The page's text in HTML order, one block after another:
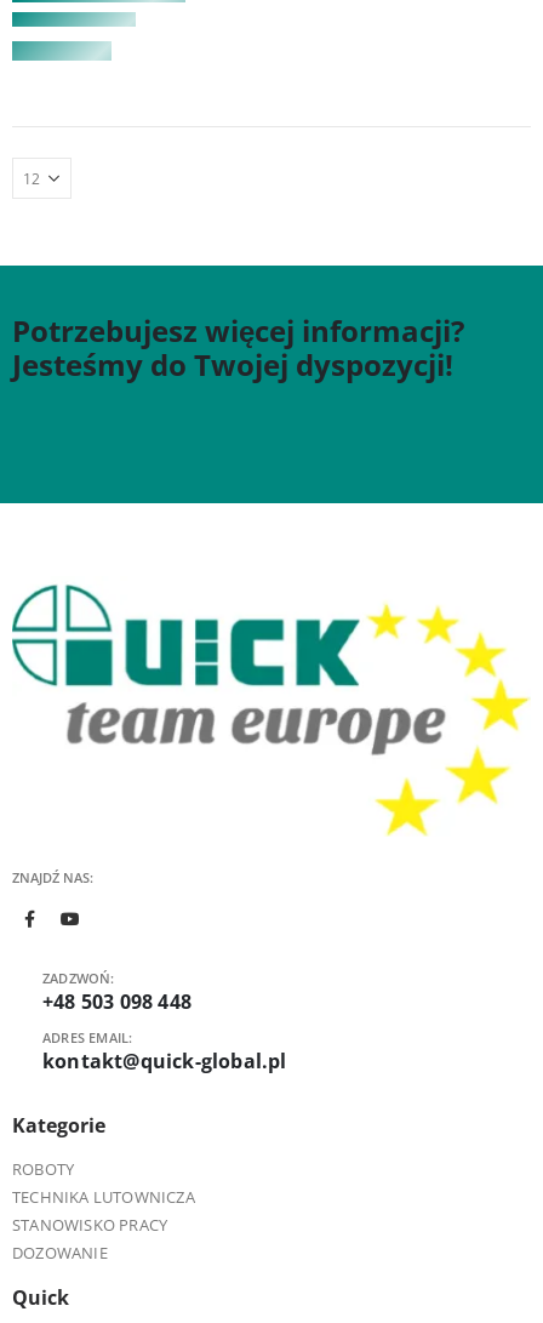
Potrzebujesz więcej informacji?
Jesteśmy do Twojej dyspozycji!
ZNAJDŹ NAS:
ZADZWOŃ:
+48 503 098 448
ADRES EMAIL:
kontakt@quick-global.pl
Kategorie
ROBOTY
TECHNIKA LUTOWNICZA
STANOWISKO PRACY
DOZOWANIE
Quick